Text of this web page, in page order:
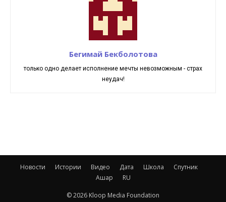
Бегимай Бекболотова
только одно делает исполнение мечты невозможным - страх
неудач!
Новости Истории Видео Дата Школа
Спутник
Ашар
RU
© 2026 Kloop Media Foundation